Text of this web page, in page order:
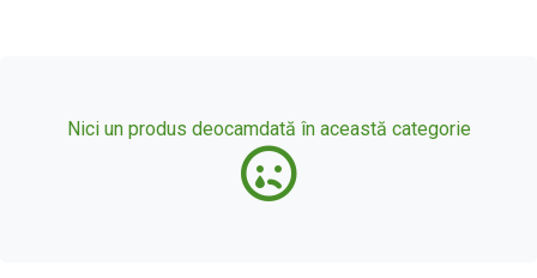
Nici un produs deocamdată în această categorie